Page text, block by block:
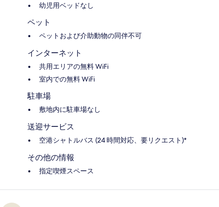
幼児用ベッドなし
ペット
ペットおよび介助動物の同伴不可
インターネット
共用エリアの無料 WiFi
室内での無料 WiFi
駐車場
敷地内に駐車場なし
送迎サービス
空港シャトルバス (24 時間対応、要リクエスト)*
その他の情報
指定喫煙スペース